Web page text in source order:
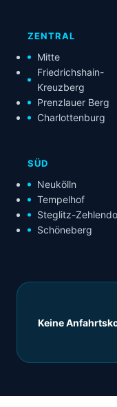
ZENTRAL
Mitte
Friedrichshain-
Kreuzberg
Prenzlauer Berg
Charlottenburg
SÜD
Neukölln
Tempelhof
Steglitz-
Schöneberg
Keine